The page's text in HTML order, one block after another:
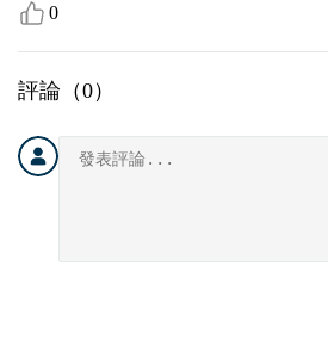
0
評論（0）